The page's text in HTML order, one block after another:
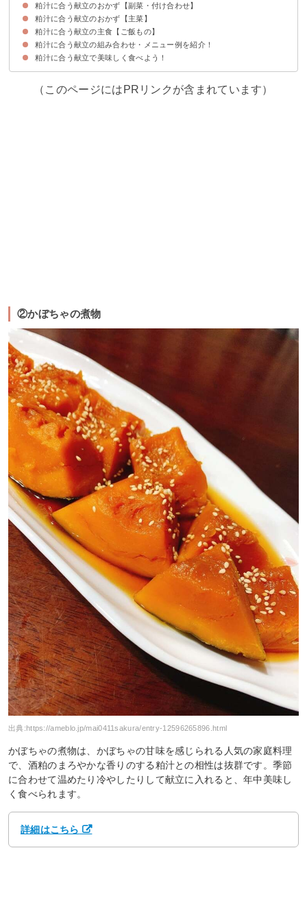
①ほうれん草のお浸し
②ポテトサラダ
粕汁に合う献立のおかず【副菜・付け合わせ】
①ひじきの煮物
②かぼちゃの煮物
③キムチ和え
粕汁に合う献立のおかず【主菜】
①鮭のみりん漬け
②豚の生姜焼き
③牡蠣フライ
粕汁に合う献立の主食【ご飯もの】
①きのこの炊き込みご飯
②牛丼
③わさびと大葉のおにぎり
粕汁に合う献立の組み合わせ・メニュー例を紹介！
献立メニュー例①
献立メニュー例②
献立メニュー例③
粕汁に合う献立で美味しく食べよう！
（このページにはPRリンクが含まれています）
②かぼちゃの煮物
出典: https://ameblo.jp/mai0411sakura/entry-12596265896.html
かぼちゃの煮物は、かぼちゃの甘味を感じられる人気の家庭料理
で、酒粕のまろやかな香りのする粕汁との相性は抜群です。季節
に合わせて温めたり冷やしたりして献立に入れると、年中美味し
く食べられます。
詳細はこちら